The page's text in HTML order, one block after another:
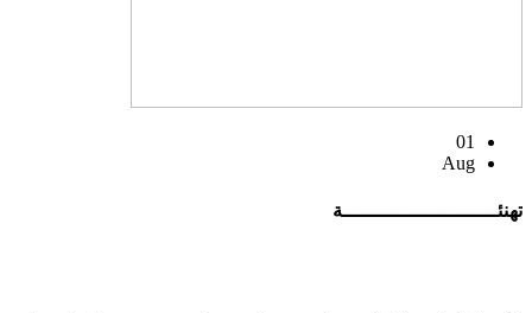
01
Aug
تهنئــــــــــــــــــــــــــة